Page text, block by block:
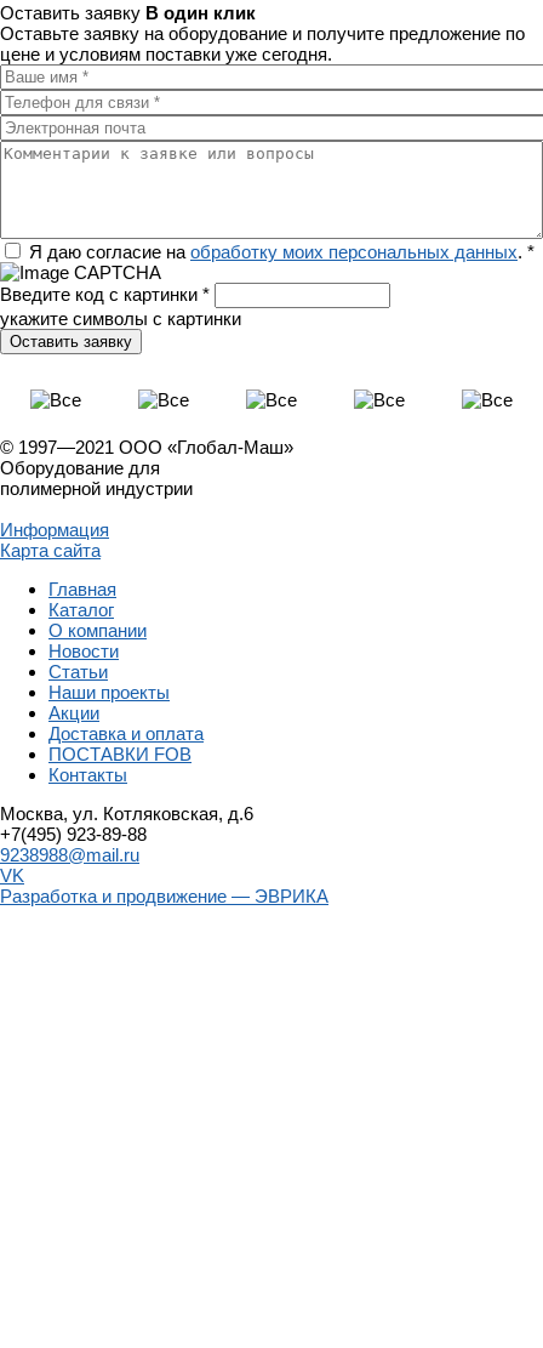
Оставить заявку В один клик
Оставьте заявку на оборудование и получите предложение по
цене и условиям поставки уже сегодня.
Ваше имя*
Телефон для связи
Электронная почта
Комментарии к заявке или вопросы
РегионЯ даю согласие на обработку моих персональных данных. *
Введите код с картинки *
укажите символы с картинки
© 1997—2021 ООО «Глобал-Маш»
Оборудование для
полимерной индустрии
Информация
Карта сайта
Главная
Каталог
О компании
Новости
Статьи
Наши проекты
Акции
Доставка и оплата
ПОСТАВКИ FOB
Контакты
Москва, ул. Котляковская, д.6
+7(495) 923-89-88
9238988@mail.ru
VK
Разработка и продвижение — ЭВРИКА